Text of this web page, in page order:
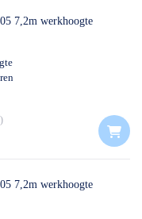
7,2m werkhoogte
7,2m werkhoogte